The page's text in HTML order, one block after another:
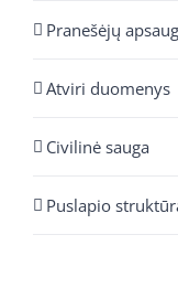
Pranešėjų
Atviri duomenys
Civilinė sauga
Puslapio